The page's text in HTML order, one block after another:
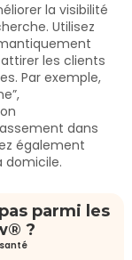
la visibilité
Utilisez
les clients
Par exemple,
dans
également
domicile.
parmi les
?